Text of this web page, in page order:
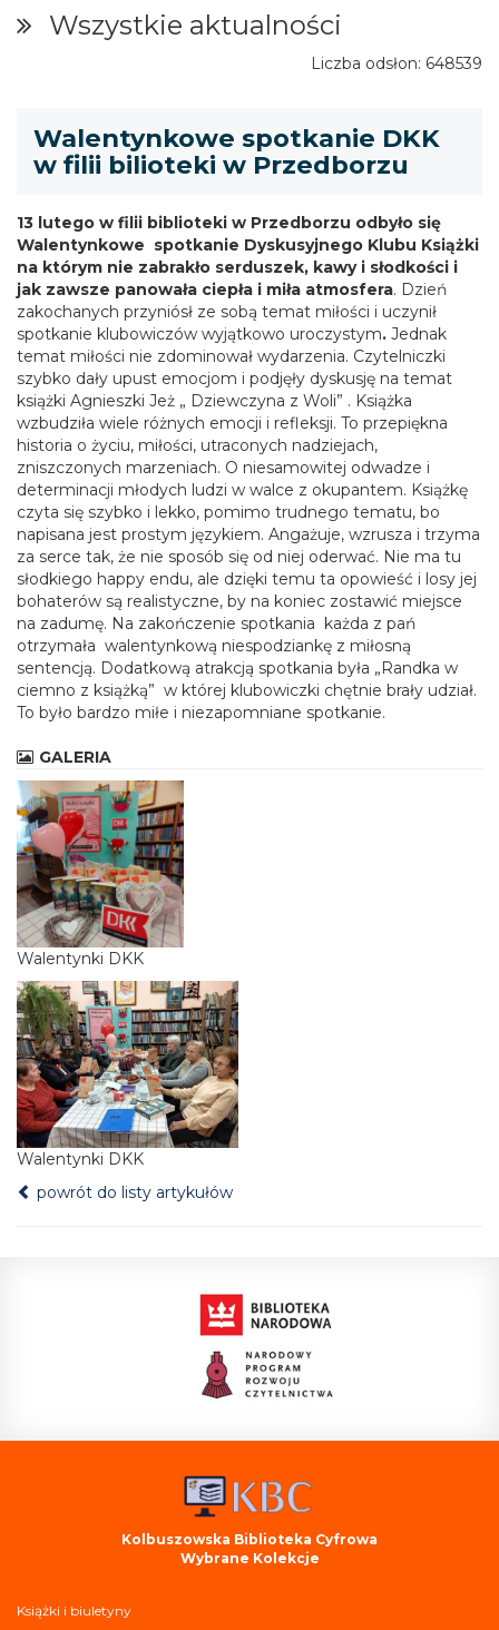
Wszystkie aktualności
Liczba odsłon: 648539
Walentynkowe spotkanie DKK
w filii bilioteki w Przedborzu
13 lutego w filii biblioteki w Przedborzu odbyło się
Walentynkowe spotkanie Dyskusyjnego Klubu Książki
na którym nie zabrakło serduszek, kawy i słodkości i
jak zawsze panowała ciepła i miła atmosfera. Dzień
zakochanych przyniósł ze sobą temat miłości i uczynił
spotkanie klubowiczów wyjątkowo uroczystym. Jednak
temat miłości nie zdominował wydarzenia. Czytelniczki
szybko dały upust emocjom i podjęły dyskusję na temat
książki Agnieszki Jeż „ Dziewczyna z Woli” . Książka
wzbudziła wiele różnych emocji i refleksji. To przepiękna
historia o życiu, miłości, utraconych nadziejach,
zniszczonych marzeniach. O niesamowitej odwadze i
determinacji młodych ludzi w walce z okupantem. Książkę
czyta się szybko i lekko, pomimo trudnego tematu, bo
napisana jest prostym językiem. Angażuje, wzrusza i trzyma
za serce tak, że nie sposób się od niej oderwać. Nie ma tu
słodkiego happy endu, ale dzięki temu ta opowieść i losy jej
bohaterów są realistyczne, by na koniec zostawić miejsce
na zadumę. Na zakończenie spotkania każda z pań
otrzymała walentynkową niespodziankę z miłosną
sentencją. Dodatkową atrakcją spotkania była „Randka w
ciemno z książką” w której klubowiczki chętnie brały udział.
To było bardzo miłe i niezapomniane spotkanie.
GALERIA
Walentynki DKK
Walentynki DKK
powrót do listy artykułów
Kolbuszowska Biblioteka Cyfrowa
Wybrane Kolekcje
Książki i biuletyny